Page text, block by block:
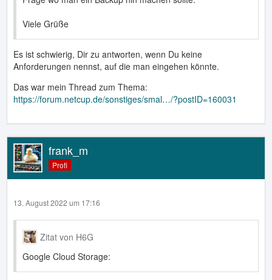
Viele Grüße
Es ist schwierig, Dir zu antworten, wenn Du keine
Anforderungen nennst, auf die man eingehen könnte.
Das war mein Thread zum Thema:
https://forum.netcup.de/sonstiges/smal…/?postID=160031
frank_m
Profi
13. August 2022 um 17:16
Zitat von H6G
Google Cloud Storage: